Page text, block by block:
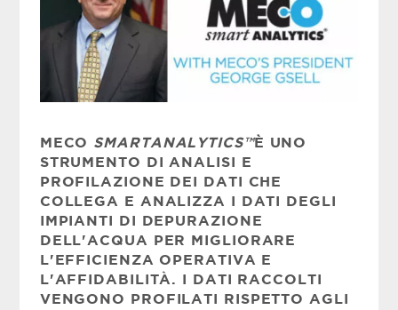
MECO SMARTANALYTICS™È UNO
STRUMENTO DI ANALISI E
PROFILAZIONE DEI DATI CHE
COLLEGA E ANALIZZA I DATI DEGLI
IMPIANTI DI DEPURAZIONE
DELL'ACQUA PER MIGLIORARE
L'EFFICIENZA OPERATIVA E
L'AFFIDABILITÀ. I DATI RACCOLTI
VENGONO PROFILATI RISPETTO AGLI